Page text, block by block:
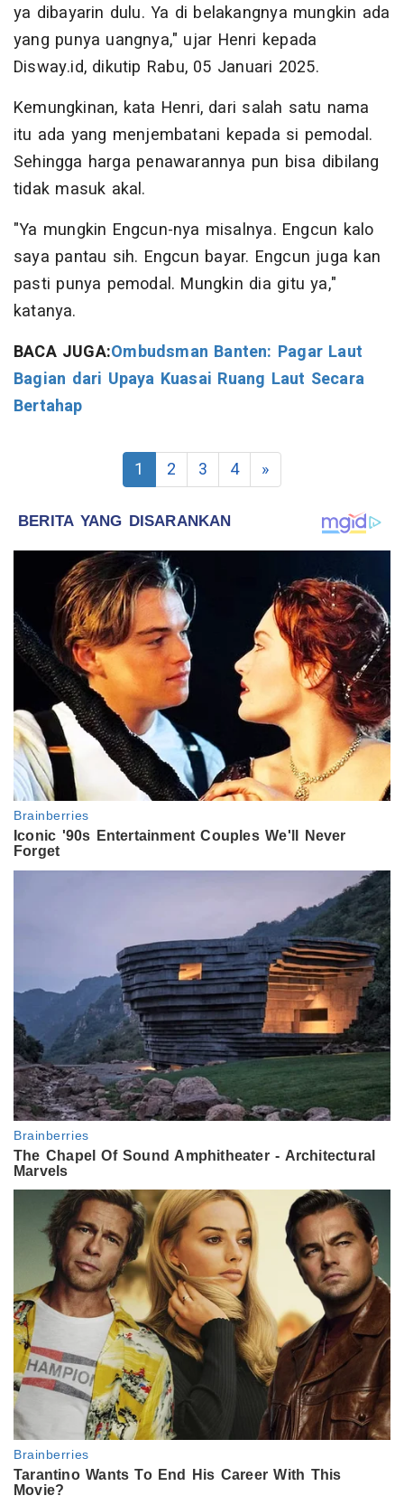
ya dibayarin dulu. Ya di belakangnya mungkin ada
yang punya uangnya," ujar Henri kepada
Disway.id, dikutip Rabu, 05 Januari 2025.
Kemungkinan, kata Henri, dari salah satu nama
itu ada yang menjembatani kepada si pemodal.
Sehingga harga penawarannya pun bisa dibilang
tidak masuk akal.
"Ya mungkin Engcun-nya misalnya. Engcun kalo
saya pantau sih. Engcun bayar. Engcun juga kan
pasti punya pemodal. Mungkin dia gitu ya,"
katanya.
BACA JUGA:Ombudsman Banten: Pagar Laut
Bagian dari Upaya Kuasai Ruang Laut Secara
Bertahap
1 2 3 4 »